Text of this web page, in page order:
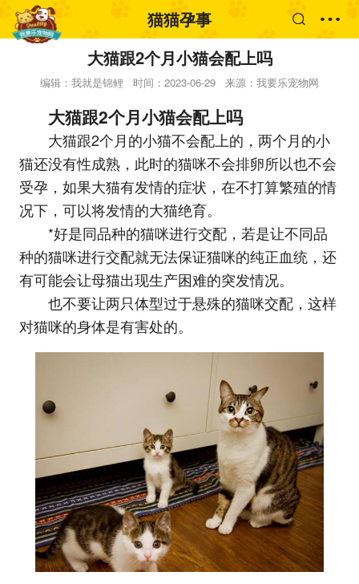
猫猫孕事
大猫跟2个月小猫会配上吗
编辑：我就是锦鲤 时间：2023-06-29 来源：我要乐宠物网
大猫跟2个月小猫会配上吗
大猫跟2个月的小猫不会配上的，两个月的小
猫还没有性成熟，此时的猫咪不会排卵所以也不会
受孕，如果大猫有发情的症状，在不打算繁殖的情
况下，可以将发情的大猫绝育。
*好是同品种的猫咪进行交配，若是让不同品
种的猫咪进行交配就无法保证猫咪的纯正血统，还
有可能会让母猫出现生产困难的突发情况。
也不要让两只体型过于悬殊的猫咪交配，这样
对猫咪的身体是有害处的。